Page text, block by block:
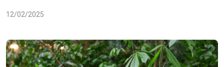
12/02/2025